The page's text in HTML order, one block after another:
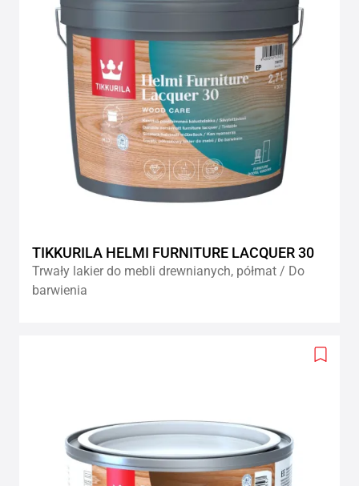
TIKKURILA HELMI FURNITURE LACQUER 30
Trwały lakier do mebli drewnianych, półmat / Do
barwienia
Add